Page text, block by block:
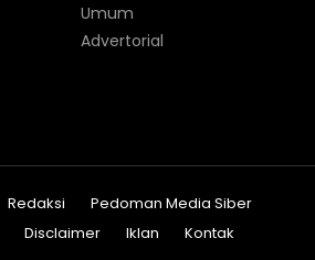
Umum
Advertorial
Redaksi
Pedoman Media Siber
Disclaimer Iklan Kontak